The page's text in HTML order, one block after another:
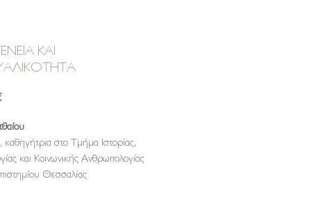
ΚΑΙ
Τιμή
καθηγήτρια στο Τμήμα Ιστορίας,
και Κοινωνικής Ανθρωπολογίας
Θεσσαλίας